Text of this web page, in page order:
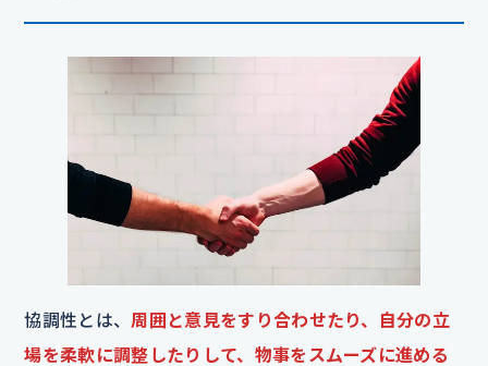
協調性とは、 周囲と意見をすり合わせたり、自分の立
場を柔軟に調整したりして、物事をスムーズに進める